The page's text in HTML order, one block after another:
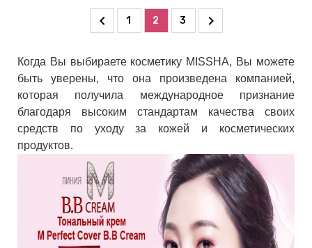
1 2 3
Когда Вы выбираете косметику MISSHA, Вы можете
быть уверены, что она произведена компанией,
которая получила международное признание
благодаря высоким стандартам качества своих
средств по уходу за кожей и косметических
продуктов.